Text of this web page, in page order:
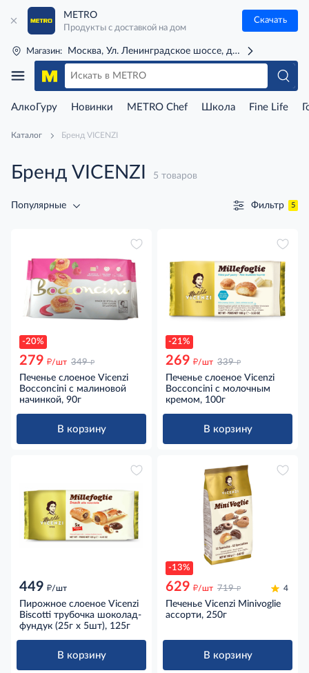
METRO
Продукты с доставкой на дом
Скачать
Магазин: Москва, Ул. Ленинградское шоссе, д. 71Г (м. Речной
АлкоГуру Новинки METRO Chef Школа Fine Life
Каталог Бренд VICENZI
Бренд VICENZI 5 товаров
Популярные Фильтр 5
-20%
279 д/шт 349 д
Печенье слоеное Vicenzi
Bocconcini с малиновой
начинкой, 90г
В корзину
-21%
269 д/шт 339 д
Печенье слоеное Vicenzi
Bocconcini с молочным
кремом, 100г
В корзину
449 д/шт
Пирожное слоеное Vicenzi
Biscotti трубочка шоколад-
фундук (25г x 5шт), 125г
В корзину
-13%
629 д/шт 719 д 4
Печенье Vicenzi Minivoglie
ассорти, 250г
В корзину